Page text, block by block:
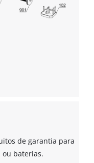
used.
de garantia para
ou baterias.